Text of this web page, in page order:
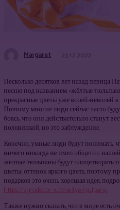
Margaret
Несколько десятков лет назад певица
песню под названием «жёлтые
прекрасные цветы уже волей-неволей в
Поэтому многие люди сейчас часто
боясь, что они действительно станут
половинкой, но это заблуждение.
Конечно, умные люди будут понимать,
ничего никогда не имел общего с
жёлтые тюльпаны будут олицетворять
цветы, оттенок яркого цвета, поэтому
подарков это очень хорошая идея,
https://agrodecor.ru/zheltye-tyulpany.
Также нужно сказать, что в мире есть